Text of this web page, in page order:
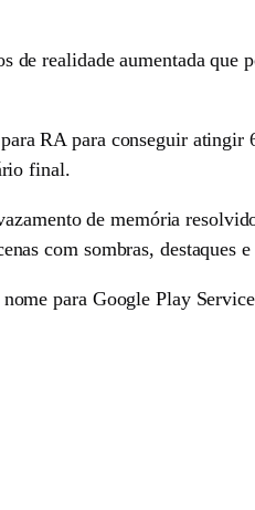
realidade aumentada que
RA para conseguir
final.
de memória
com sombras, destaques
para Google Play